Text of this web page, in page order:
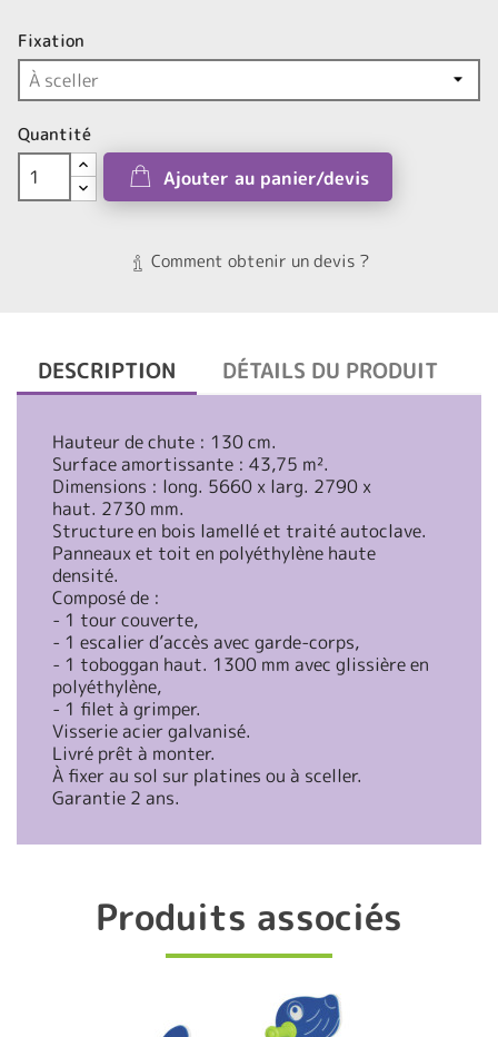
Fixation
Quantité
Ajouter au panier/devis
Comment obtenir un devis ?
DESCRIPTION DÉTAILS DU PRODUIT
Hauteur de chute : 130 cm.
Surface amortissante : 43,75 m².
Dimensions : long. 5660 x larg. 2790 x
haut. 2730 mm.
Structure en bois lamellé et traité autoclave.
Panneaux et toit en polyéthylène haute
densité.
Composé de :
- 1 tour couverte,
- 1 escalier d’accès avec garde-corps,
- 1 toboggan haut. 1300 mm avec glissière en
polyéthylène,
- 1 filet à grimper.
Visserie acier galvanisé.
Livré prêt à monter.
À fixer au sol sur platines ou à sceller.
Garantie 2 ans.
Produits associés